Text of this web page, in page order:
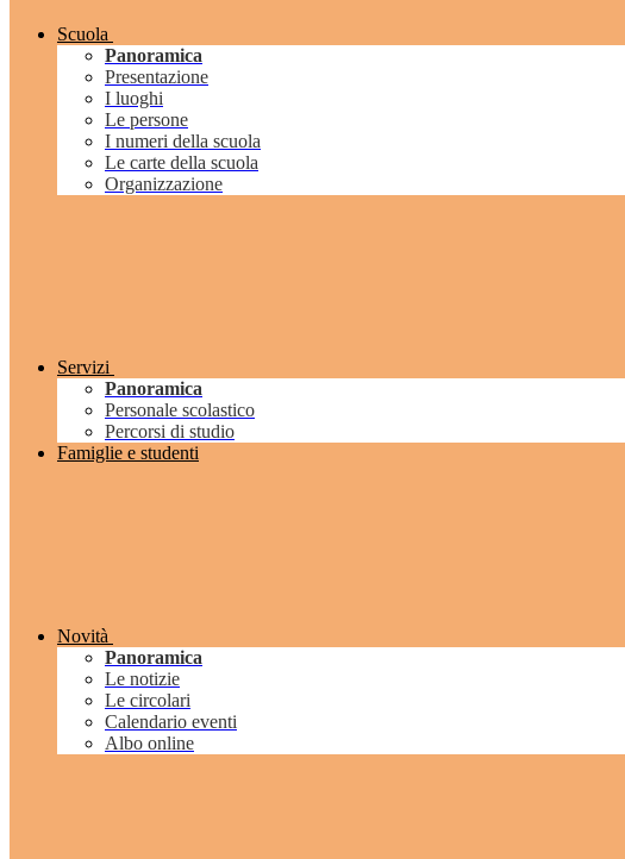
Scuola
Panoramica
Presentazione
I luoghi
Le persone
I numeri della scuola
Le carte della scuola
Organizzazione
Servizi
Panoramica
Personale scolastico
Percorsi di studio
Famiglie e studenti
Novità
Panoramica
Le notizie
Le circolari
Calendario eventi
Albo online